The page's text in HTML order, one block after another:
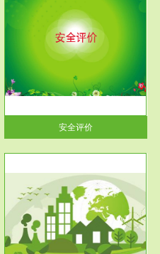
安全评价